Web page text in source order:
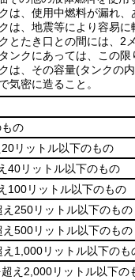
は、使用中燃料が漏れ、
は、地震等により容易に
とたき口との間には、2
ンクにあっては、この限
は、その容量(タンクの
気密に造ること。
の
リットル以下のもの
40リットル以下のもの
100リットル以下のもの
250リットル以下のもの
500リットル以下のもの
1,000リットル以下のも
え2,000リットル以下の